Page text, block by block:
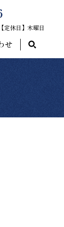
定休日】木曜日
せ